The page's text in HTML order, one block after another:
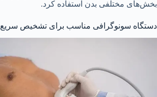
بخش‌های مختلفی بدن استفاده کرد.
دستگاه سونوگرافی مناسب برای تشخیص سریع